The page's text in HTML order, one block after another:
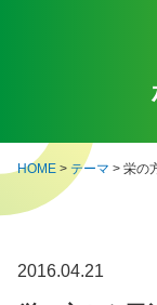
HOME > テーマ > 栄の
2016.04.21